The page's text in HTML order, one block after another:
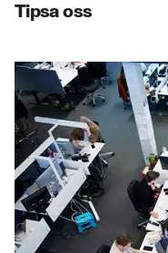
Tipsa oss